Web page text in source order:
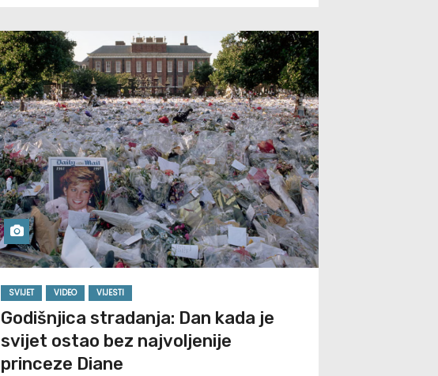
SVIJET VIDEO VIJESTI
Godišnjica stradanja: Dan kada je
svijet ostao bez najvoljenije
princeze Diane